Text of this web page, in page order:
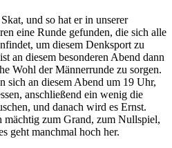
und so hat er in unserer
eine Runde gefunden, die sich alle
um diesem Denksport zu
an diesem besonderen Abend dann
Wohl der Männerrunde zu sorgen.
sich an diesem Abend um 19 Uhr,
anschließend ein wenig die
und danach wird es Ernst.
mächtig zum Grand, zum Nullspiel,
geht manchmal hoch her.